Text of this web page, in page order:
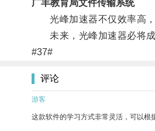
广丰教育局文件传输系统
光峰加速器不仅效率高，
未来，光峰加速器必将成
#37#
评论
游客
这款软件的学习方式非常灵活，可以根